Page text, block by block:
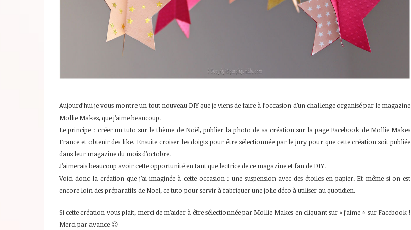
Aujourd’hui je vous montre un tout nouveau DIY que je viens de faire à l’occasion d’un challenge organisé par le magazine
Mollie Makes, que j’aime beaucoup.
Le principe : créer un tuto sur le thème de Noël, publier la photo de sa création sur la page Facebook de Mollie Makes
France et obtenir des like. Ensuite croiser les doigts pour être sélectionnée par le jury pour que cette création soit publiée
dans leur magazine du mois d’octobre.
J’aimerais beaucoup avoir cette opportunité en tant que lectrice de ce magazine et fan de DIY.
Voici donc la création que j’ai imaginée à cette occasion : une suspension avec des étoiles en papier. Et même si on est
encore loin des préparatifs de Noël, ce tuto pour servir à fabriquer une jolie déco à utiliser au quotidien.
Si cette création vous plait, merci de m’aider à être sélectionnée par Mollie Makes en cliquant sur « j’aime » sur Facebook !
Merci par avance 😉